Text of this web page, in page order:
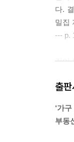
다.
밀집
--- p.
길이
해진
투자
--- p.
출
‘가
부동